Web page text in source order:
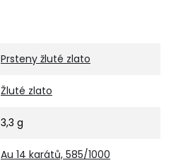
Prsteny žluté zlato
Žluté zlato
3,3 g
Au 14 karátů, 585/1000